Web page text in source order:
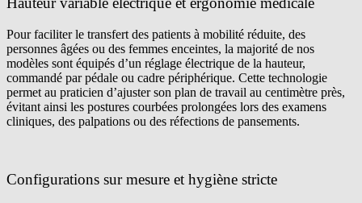
Pour faciliter le transfert des patients à mobilité réduite, des
personnes âgées ou des femmes enceintes, la majorité de nos
modèles sont équipés d’un réglage électrique de la hauteur,
commandé par pédale ou cadre périphérique. Cette technologie
permet au praticien d’ajuster son plan de travail au centimètre près,
évitant ainsi les postures courbées prolongées lors des examens
cliniques, des palpations ou des réfections de pansements.
Configurations sur mesure et hygiène stricte